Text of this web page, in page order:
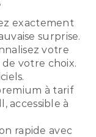
exactement
surprise.
votre
votre choix.
à tarif
accessible à
rapide avec